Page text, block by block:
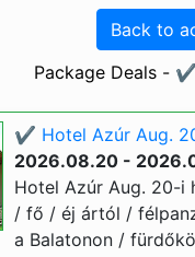
Back to
Package Deals -
✔️ Hotel Azúr Aug.
2026.08.20 -
Hotel Azúr Aug. 20-i
/ fő / éj ártól /
a Balatonon /